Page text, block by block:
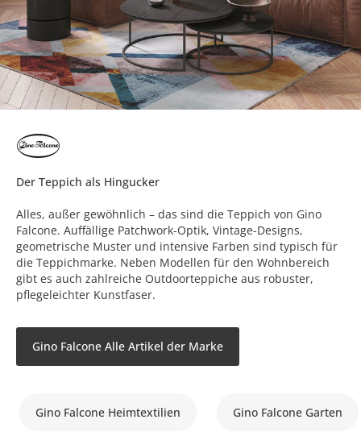
Der Teppich als Hingucker
Alles, außer gewöhnlich – das sind die Teppich von Gino
Falcone. Auffällige Patchwork-Optik, Vintage-Designs,
geometrische Muster und intensive Farben sind typisch für
die Teppichmarke. Neben Modellen für den Wohnbereich
gibt es auch zahlreiche Outdoorteppiche aus robuster,
pflegeleichter Kunstfaser.
Gino Falcone Alle Artikel der Marke
Gino Falcone Heimtextilien Gino Falcone Garten